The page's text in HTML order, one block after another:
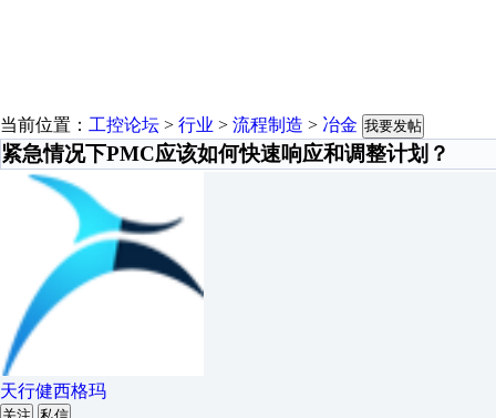
当前位置： 工控论坛 > 行业 > 流程制造 > 冶金 我要发帖
紧急情况下PMC应该如何快速响应和调整计划？
天行健西格玛